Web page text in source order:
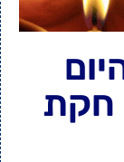
חקת